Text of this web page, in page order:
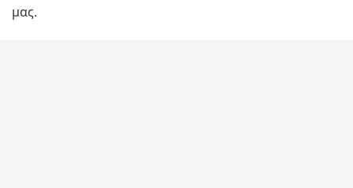
μας.